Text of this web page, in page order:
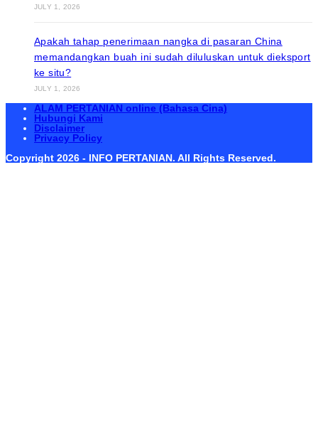
JULY 1, 2026
Apakah tahap penerimaan nangka di pasaran China
memandangkan buah ini sudah diluluskan untuk dieksport
ke situ?
JULY 1, 2026
ALAM PERTANIAN online (Bahasa Cina)
Hubungi Kami
Disclaimer
Privacy Policy
Copyright 2026 - INFO PERTANIAN. All Rights Reserved.